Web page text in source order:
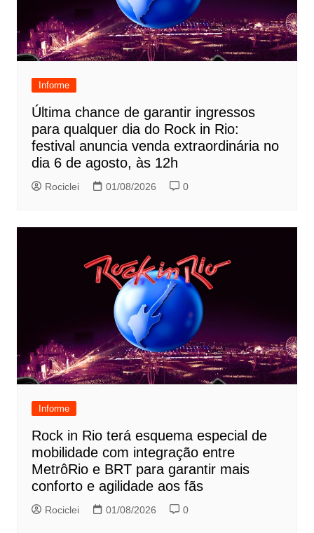
Informe
Última chance de garantir ingressos
para qualquer dia do Rock in Rio:
festival anuncia venda extraordinária no
dia 6 de agosto, às 12h
Rociclei 01/08/2026 0
Informe
Rock in Rio terá esquema especial de
mobilidade com integração entre
MetrôRio e BRT para garantir mais
conforto e agilidade aos fãs
Rociclei 01/08/2026 0